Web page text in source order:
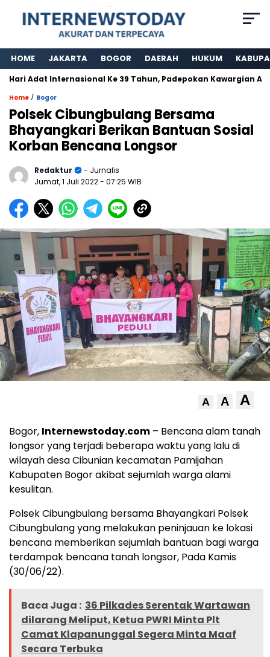
HOME JAKARTA BOGOR DAERAH HUKUM
Adat Internasional Ke 39 Tahun, Padepokan Kawargian Abah
Home / Bogor
Polsek Cibungbulang Bersama
Bhayangkari Berikan Bantuan Sosial
Korban Bencana Longsor
Redaktur
- Jurnalis
Jumat, 1 Juli 2022- 07:25 WIB
A A A
Bogor, Internewstoday.com – Bencana alam tanah
longsor yang terjadi beberapa waktu yang lalu di
wilayah desa Cibunian kecamatan Pamijahan
Kabupaten Bogor akibat sejumlah warga alami
kesulitan.
Polsek Cibungbulang bersama Bhayangkari Polsek
Cibungbulang yang melakukan peninjauan ke lokasi
bencana memberikan sejumlah bantuan bagi warga
terdampak bencana tanah longsor, Pada Kamis
(30/06/22).
Baca Juga : 36 Pilkades Serentak Wartawan
dilarang Meliput, Ketua PWRI Minta Plt
Camat Klapanunggal Segera Minta Maaf
Secara Terbuka